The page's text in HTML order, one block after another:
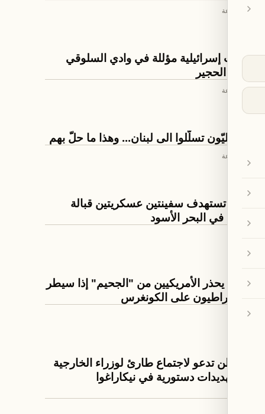
منذ 20 ساعة
دوريات إسرائيلية مؤللة في وادي السلوقي
ووادي الحجير
منذ 22 ساعة
إسرائيليّون تسلّلوا الى لبنان... وهذا ما حلّ بهم
العالمروسيا تستهدف سفينتين عسكريتين قبالة
أوديسا في البحر الأسود
ترامب يحذر الأمريكيين من "الجحيم" إذا سيطر
الديمقراطيون على الكونغرس
منذ 1 يوم
واشنطن تدعو لاجتماع طارئ لوزراء الخارجية
أمام تهديدات دستورية في نيكاراغوا